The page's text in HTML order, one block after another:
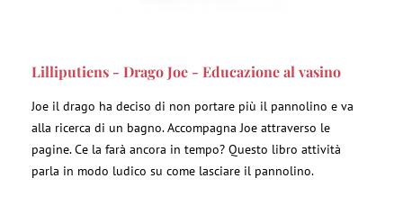
Lilliputiens - Drago Joe - Educazione al vasino
Joe il drago ha deciso di non portare più il pannolino e va
alla ricerca di un bagno. Accompagna Joe attraverso le
pagine. Ce la farà ancora in tempo? Questo libro attività
parla in modo ludico su come lasciare il pannolino.